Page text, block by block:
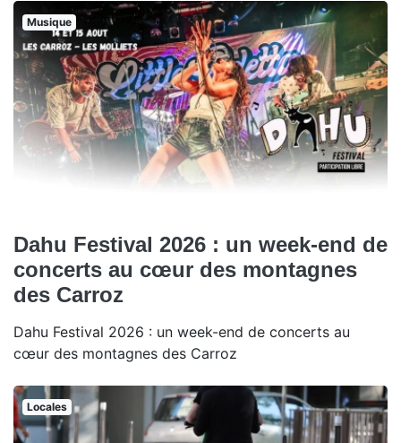
Musique
Dahu Festival 2026 : un week-end de
concerts au cœur des montagnes
des Carroz
Dahu Festival 2026 : un week-end de concerts au
cœur des montagnes des Carroz
Locales